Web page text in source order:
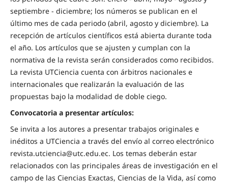
septiembre - diciembre; los números se publican en el
último mes de cada periodo (abril, agosto y diciembre). La
recepción de artículos científicos está abierta durante toda
el año. Los artículos que se ajusten y cumplan con la
normativa de la revista serán considerados como recibidos.
La revista UTCiencia cuenta con árbitros nacionales e
internacionales que realizarán la evaluación de las
propuestas bajo la modalidad de doble ciego.
Convocatoria a presentar artículos:
Se invita a los autores a presentar trabajos originales e
inéditos a UTCiencia a través del envío al correo electrónico
revista.utciencia@utc.edu.ec. Los temas deberán estar
relacionados con las principales áreas de investigación en el
campo de las Ciencias Exactas, Ciencias de la Vida, así como